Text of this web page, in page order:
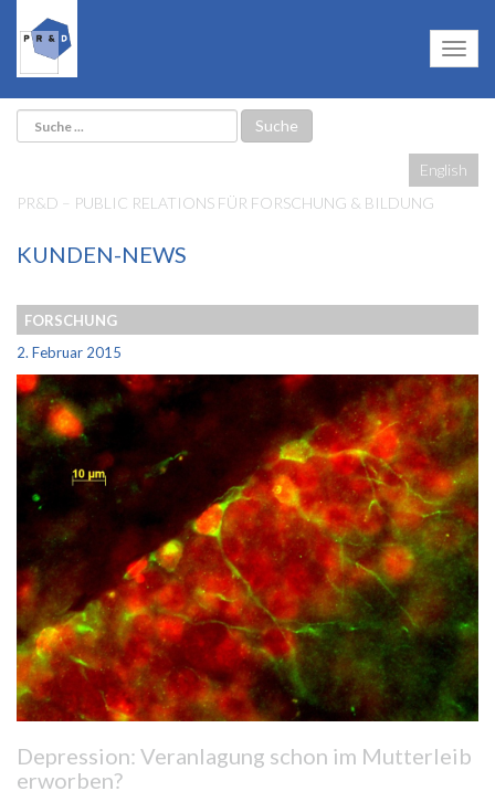
English
PR&D – PUBLIC RELATIONS FÜR FORSCHUNG & BILDUNG
KUNDEN-NEWS
FORSCHUNG
2. Februar 2015
Depression: Veranlagung schon im Mutterleib
erworben?